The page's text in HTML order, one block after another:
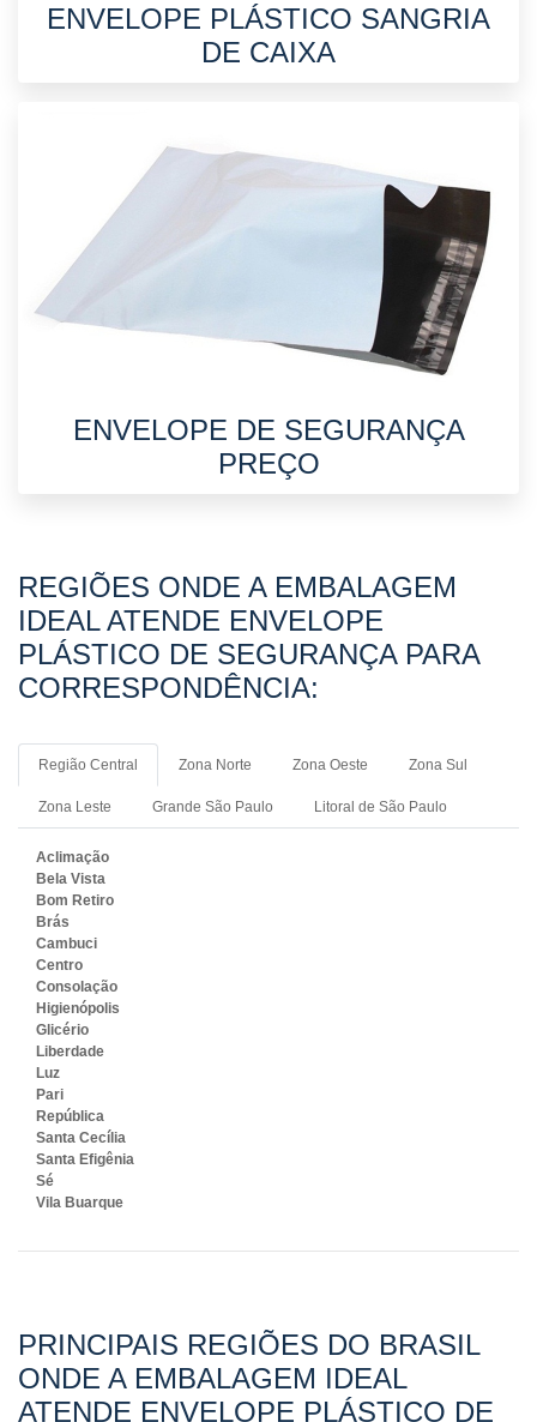
ENVELOPE PLÁSTICO SANGRIA
DE CAIXA
ENVELOPE DE SEGURANÇA
PREÇO
REGIÕES ONDE A EMBALAGEM
IDEAL ATENDE ENVELOPE
PLÁSTICO DE SEGURANÇA PARA
CORRESPONDÊNCIA:
Região Central Zona Norte Zona Oeste Zona Sul
Zona Leste Grande São Paulo Litoral de São Paulo
Aclimação
Bela Vista
Bom Retiro
Brás
Cambuci
Centro
Consolação
Higienópolis
Glicério
Liberdade
Luz
Pari
República
Santa Cecília
Santa Efigênia
Sé
Vila Buarque
PRINCIPAIS REGIÕES DO BRASIL
ONDE A EMBALAGEM IDEAL
ATENDE ENVELOPE PLÁSTICO DE